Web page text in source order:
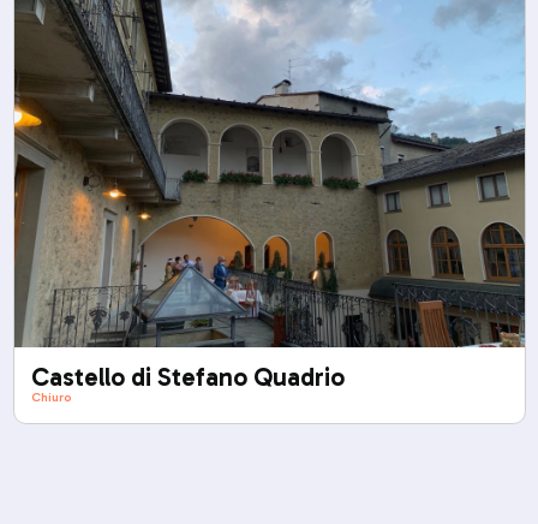
Castello di Stefano Quadrio
Chiuro